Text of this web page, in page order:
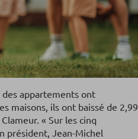
des appartements ont
maisons, ils ont baissé de 2,99
« Sur les cinq
président, Jean-Michel